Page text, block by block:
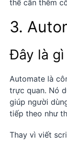
thể cần thêm
3.
Đây là gì
Automate là
trực quan. Nó
giúp người
tiếp theo như
Thay vì viết